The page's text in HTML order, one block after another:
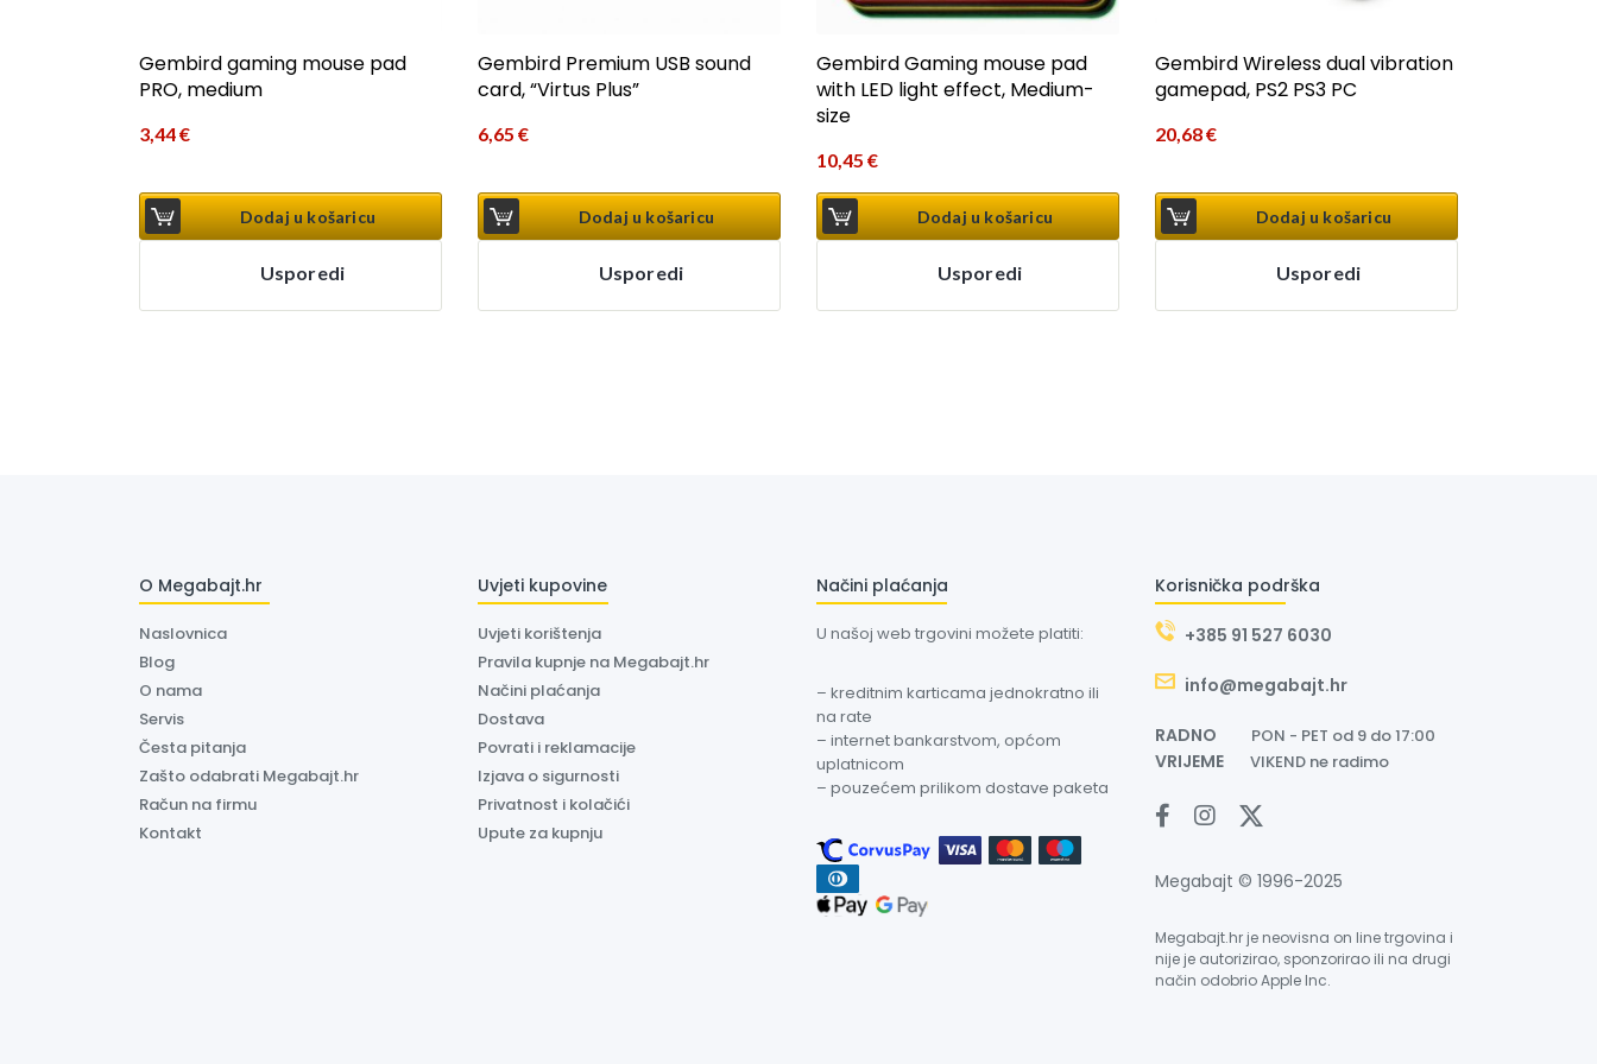
Gembird gaming mouse pad
PRO, medium
3,44€
Dodaj u košaricu
Usporedi
Gembird Premium USB sound
card, “Virtus Plus”
6,65 €
Dodaj u košaricu
Usporedi
Gembird Gaming mouse pad
with LED light effect, Medium-
size
10,45 €
Dodaj u košaricu
Usporedi
Gembird Wireless dual vibration
gamepad, PS2 PS3 PC
20,68€
Dodaj u košaricu
Usporedi
O Megabajt.hr
Naslovnica
Blog
O nama
Servis
Česta pitanja
Zašto odabrati Megabajt.hr
Račun na firmu
Kontakt
Uvjeti kupovine
Uvjeti korištenja
Pravila kupnje na Megabajt.hr
Načini plaćanja
Dostava
Povrati i reklamacije
Izjava o sigurnosti
Privatnost i kolačići
Upute za kupnju
Načini plaćanja
U našoj web trgovini možete platiti:
– kreditnim karticama jednokratno ili
na rate
– internet bankarstvom, općom
uplatnicom
– pouzećem prilikom dostave paketa
Korisnička podrška
+385 91 527 6030
info@megabajt.hr
RADNO PON - PET od 9 do 17:00
VRIJEME VIKEND ne radimo
Megabajt © 1996-2025
Megabajt.hr je neovisna on line trgovina i
nije je autorizirao, sponzorirao ili na drugi
način odobrio Apple Inc.